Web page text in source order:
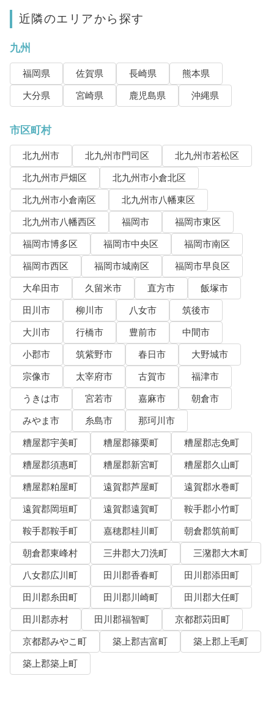
近隣のエリアから探す
九州
福岡県 佐賀県 長崎県
熊本県
大分県
宮崎県 鹿児島県 沖縄県
市区町村
北九州市 北九州市門司区
北九州市若松区
北九州市戸畑区
北九州市小倉北区
北九州市小倉南区
北九州市八幡東区
北九州市八幡西区
福岡市
福岡市東区
福岡市博多区
福岡市中央区
福岡市南区
福岡市西区
福岡市城南区
福岡市早良区
大牟田市
久留米市 直方市
飯塚市
田川市
柳川市 八女市
筑後市
大川市
行橋市 豊前市
中間市
小郡市
筑紫野市 春日市
大野城市
宗像市
太宰府市 古賀市
福津市
うきは市
宮若市 嘉麻市
朝倉市
みやま市
糸島市
那珂川市
糟屋郡宇美町
糟屋郡篠栗町
糟屋郡志免町
糟屋郡須惠町
糟屋郡新宮町
糟屋郡久山町
糟屋郡粕屋町
遠賀郡芦屋町
遠賀郡水巻町
遠賀郡岡垣町
遠賀郡遠賀町
鞍手郡小竹町
鞍手郡鞍手町
嘉穂郡桂川町
朝倉郡筑前町
朝倉郡東峰村
三井郡大刀洗町
三潴郡大木町
八女郡広川町
田川郡香春町
田川郡添田町
田川郡糸田町
田川郡川崎町
田川郡大任町
田川郡赤村
田川郡福智町
京都郡苅田町
京都郡みやこ町
築上郡吉富町
築上郡上毛町
築上郡築上町